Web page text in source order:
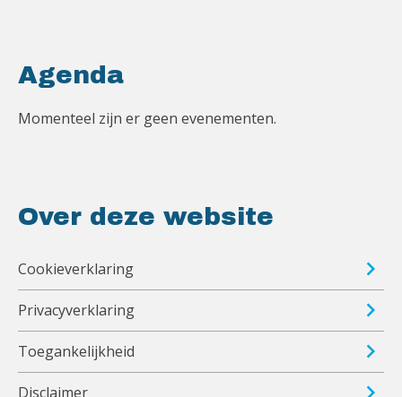
Agenda
Momenteel zijn er geen evenementen.
Over deze website
Cookieverklaring
Privacyverklaring
Toegankelijkheid
Disclaimer